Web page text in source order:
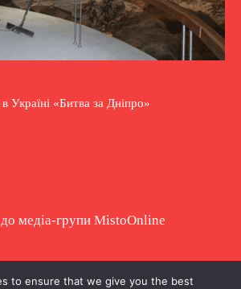
Україні «Битва за Дніпро»
медіа-групи MistoOnline
використання матеріалу
to ensure that we give you the best